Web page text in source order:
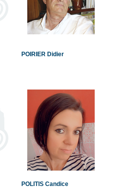
POIRIER Didier
POLITIS Candice